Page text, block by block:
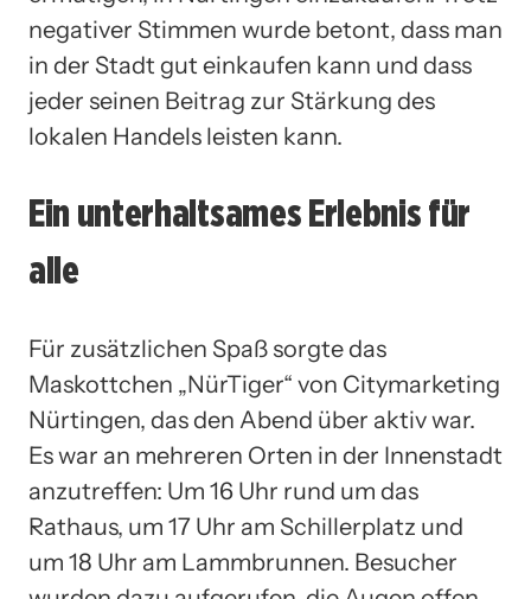
negativer Stimmen wurde betont, dass man
in der Stadt gut einkaufen kann und dass
jeder seinen Beitrag zur Stärkung des
lokalen Handels leisten kann.
Ein unterhaltsames Erlebnis für
alle
Für zusätzlichen Spaß sorgte das
Maskottchen „NürTiger“ von Citymarketing
Nürtingen, das den Abend über aktiv war.
Es war an mehreren Orten in der Innenstadt
anzutreffen: Um 16 Uhr rund um das
Rathaus, um 17 Uhr am Schillerplatz und
um 18 Uhr am Lammbrunnen. Besucher